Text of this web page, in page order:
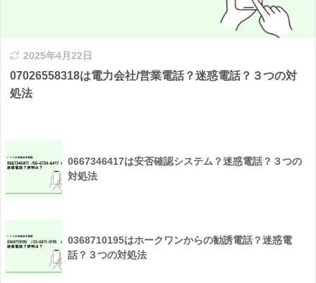
2025年4月22日
07026558318は電力会社/営業電話？迷惑電話？３つの対
処法
0667346417は安否確認システム？迷惑電話？３つの
対処法
0368710195はホークワンからの勧誘電話？迷惑電
話？３つの対処法